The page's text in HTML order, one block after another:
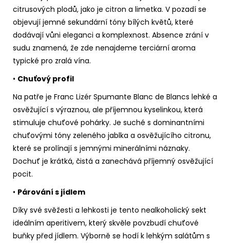
citrusových plodů, jako je citron a limetka. V pozadí se
objevují jemné sekundární tóny bílých květů, které
dodávají vůni eleganci a komplexnost. Absence zrání v
sudu znamená, že zde nenajdeme terciární aroma
typické pro zralá vína.
• Chuťový profil
Na patře je Franc Lizér Spumante Blanc de Blancs lehké a
osvěžující s výraznou, ale příjemnou kyselinkou, která
stimuluje chuťové pohárky. Je suché s dominantními
chuťovými tóny zeleného jablka a osvěžujícího citronu,
které se prolínají s jemnými minerálními náznaky.
Dochuť je krátká, čistá a zanechává příjemný osvěžující
pocit.
• Párování s jídlem
Díky své svěžesti a lehkosti je tento nealkoholický sekt
ideálním aperitivem, který skvěle povzbudí chuťové
buňky před jídlem. Výborně se hodí k lehkým salátům s